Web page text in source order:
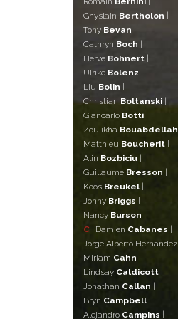
Ghyslain Bertholon |
Tony Bevan |
Cathryn Boch |
Hervé Bohnert |
Ulrike Bolenz |
Liu Bolin |
Christian Boltanski |
Giancarlo Botti |
Zoulikha Bouabdellah
Matthieu Boucherit |
Alin Bozbiciu |
Guillaume Bresson |
Koos Breukel |
Jonny Briggs |
Nancy Burson |
C
Damien Cabanes |
Jorge Alberto Hernández
Miriam Cahn |
Lindsay Caldicott |
Jonathan Callan |
Bryn Campbell |
Alejandro Campins |